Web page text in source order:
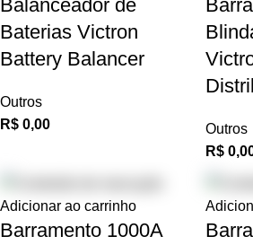
Balanceador de
Baterias Victron
Battery Balancer
Outros
R$ 0,00
Outros
R$
Adicionar ao carrinho
Barramento 1000A